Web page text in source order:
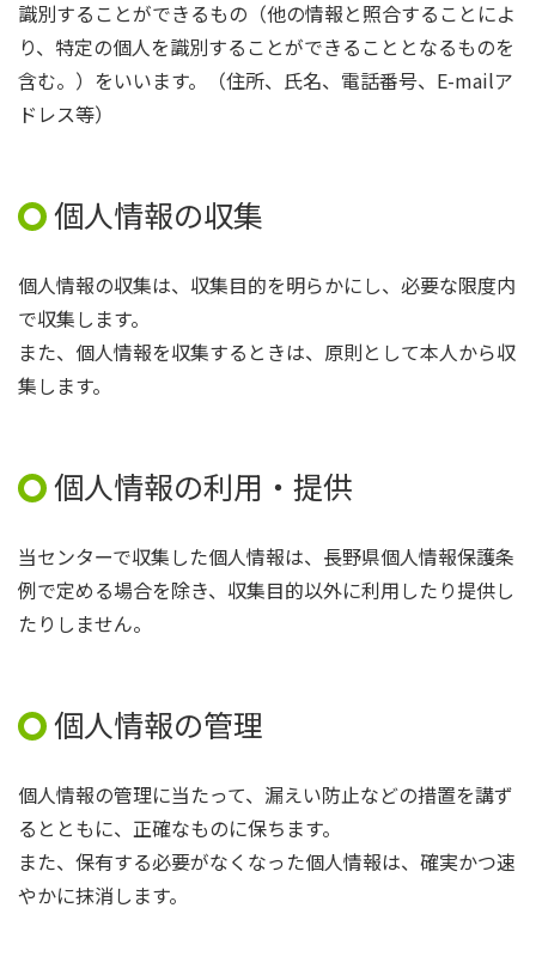
識別することができるもの（他の情報と照合することによ
り、特定の個人を識別することができることとなるものを
含む。）をいいます。（住所、氏名、電話番号、E-mailア
ドレス等）
個人情報の収集
個人情報の収集は、収集目的を明らかにし、必要な限度内
で収集します。
また、個人情報を収集するときは、原則として本人から収
集します。
個人情報の利用・提供
当センターで収集した個人情報は、長野県個人情報保護条
例で定める場合を除き、収集目的以外に利用したり提供し
たりしません。
個人情報の管理
個人情報の管理に当たって、漏えい防止などの措置を講ず
るとともに、正確なものに保ちます。
また、保有する必要がなくなった個人情報は、確実かつ速
やかに抹消します。